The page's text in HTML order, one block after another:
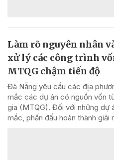
Làm rõ nguyên nhân
xử lý các công trình
MTQG chậm tiến độ
Đà Nẵng yêu cầu các địa
mắc các dự án có nguồn vốn
gia (MTQG). Đối với những dự
mắc, phấn đấu hoàn thành giải